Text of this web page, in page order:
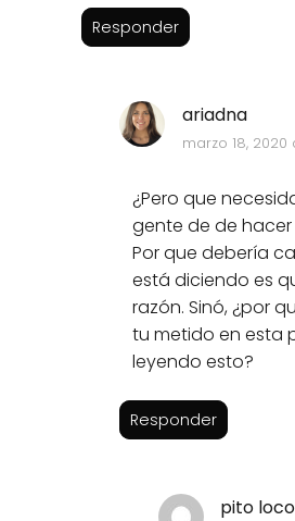
Responder
ariadna
marzo 18, 2020
¿Pero que
gente de de hacer
Por que debería
está diciendo es
razón. Sinó, ¿por
tu metido en esta
leyendo esto?
Responder
pito loco